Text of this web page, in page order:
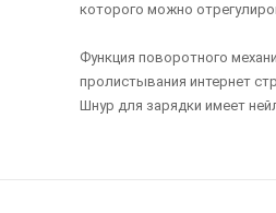
которого можно
Функция поворотного
пролистывания интернет
Шнур для зарядки имеет